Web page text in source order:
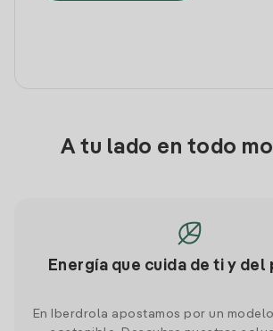
A tu lado en todo
Energía que cuida de ti y del
En Iberdrola apostamos por un